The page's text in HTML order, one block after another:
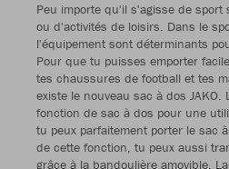
Peu importe qu'il s'agisse de
ou d'activités de loisirs. Dans le
l'équipement sont déterminants
Pour que tu puisses emporter
tes chaussures de football et tes
existe le nouveau sac à dos
fonction de sac à dos pour une
tu peux parfaitement porter le sac
de cette fonction, tu peux aussi
grâce à la bandoulière amovible.